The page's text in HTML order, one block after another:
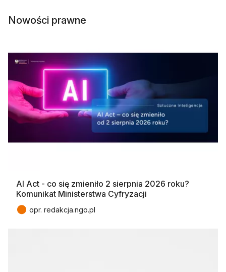
Nowości prawne
AI Act - co się zmieniło 2 sierpnia 2026 roku?
Komunikat Ministerstwa Cyfryzacji
● opr. redakcja.ngo.pl